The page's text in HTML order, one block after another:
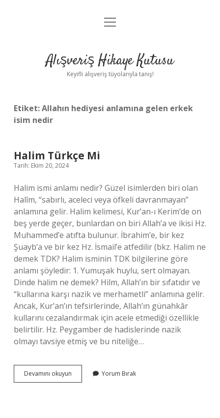
Anasayfa
Yasal Uyarı
menüyü
Alışveriş Hikaye Kutusu
Keyifli alışveriş tüyolarıyla tanış!
Etiket:Allahın hediyesi anlamına gelen erkek
isim nedir
Halim Türkçe Mi
Tarih: Ekim 20, 2024
Halim ismi anlamı nedir? Güzel isimlerden biri olan
Halîm, “sabırlı, aceleci veya öfkeli davranmayan”
anlamına gelir. Halim kelimesi, Kur’an-ı Kerim’de on
beş yerde geçer, bunlardan on biri Allah’a ve ikisi Hz.
Muhammed’e atıfta bulunur. İbrahim’e, bir kez
Şuayb’a ve bir kez Hz. İsmail’e atfedilir (bkz. Halim ne
demek TDK? Halim isminin TDK bilgilerine göre
anlamı şöyledir: 1. Yumuşak huylu, sert olmayan.
Dinde halim ne demek? Hilm, Allah’ın bir sıfatıdır ve
“kullarına karşı nazik ve merhametli” anlamına gelir.
Ancak, Kur’an’ın tefsirlerinde, Allah’ın günahkâr
kullarını cezalandırmak için acele etmediği özellikle
belirtilir. Hz. Peygamber de hadislerinde nazik
olmayı tavsiye etmiş ve bu niteliğe…
Devamını okuyun
Türkçe
Yorum Bırak